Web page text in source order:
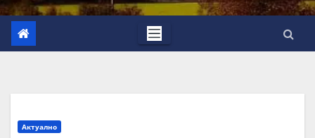
Актуално